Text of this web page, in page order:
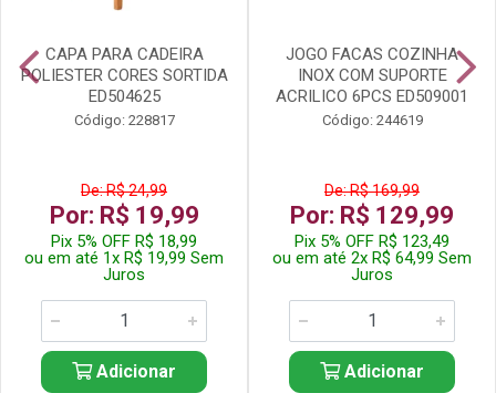
CAPA PARA CADEIRA
POLIESTER CORES SORTIDA
ED504625
Código: 228817
De: R$ 24,99
Por: R$ 19,99
Pix 5% OFF R$ 18,99
ou em até 1x R$ 19,99 Sem
Juros
Adicionar
JOGO FACAS COZINHA
INOX COM SUPORTE
ACRILICO 6PCS ED509001
Código: 244619
De: R$ 169,99
Por: R$ 129,99
Pix 5% OFF R$ 123,49
ou em até 2x R$ 64,99 Sem
Juros
Adicionar